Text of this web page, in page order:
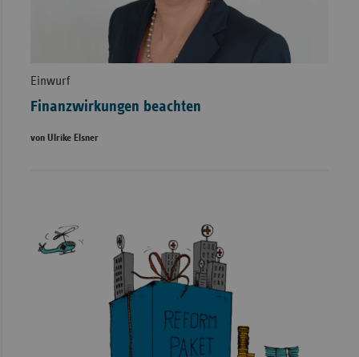
Einwurf
Finanzwirkungen beachten
von Ulrike Elsner